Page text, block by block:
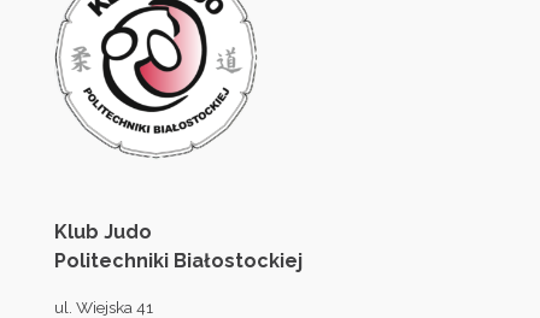
Klub Judo
Politechniki Białostockiej
ul. Wiejska 41